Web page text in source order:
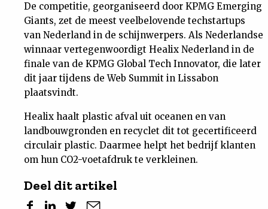
De competitie, georganiseerd door KPMG Emerging
Giants, zet de meest veelbelovende techstartups
van Nederland in de schijnwerpers. Als Nederlandse
winnaar vertegenwoordigt Healix Nederland in de
finale van de KPMG Global Tech Innovator, die later
dit jaar tijdens de Web Summit in Lissabon
plaatsvindt.
Healix haalt plastic afval uit oceanen en van
landbouwgronden en recyclet dit tot gecertificeerd
circulair plastic. Daarmee helpt het bedrijf klanten
om hun CO2-voetafdruk te verkleinen.
Deel dit artikel